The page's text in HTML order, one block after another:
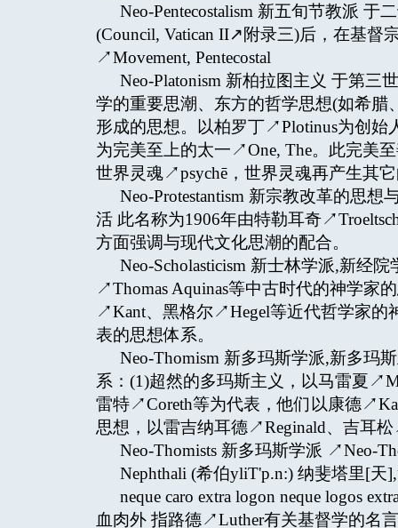
Neo-Pentecostalism 新五旬节教派
(Council, Vatican II↗附录三)后，在基督
↗Movement, Pentecostal
Neo-Platonism 新柏拉图主义 于第三
学的重要思潮、东方的哲学思想(如希腊
形成的思想。以柏罗丁↗Plotinus为创始
为完美至上的太一↗One, The。此完美
世界灵魂↗psychē，世界灵魂再产生其
Neo-Protestantism 新宗教改革的思
活 此名称为1906年由特勒耳奇
方面强调与现代文化思潮的配合。
Neo-Scholasticism 新士林学派,新经
↗Thomas Aquinas等中古时代的神学家
↗Kant、黑格尔↗Hegel等近代哲学家的
表的思想体系。
Neo-Thomism 新多玛斯学派,新多玛
系：(1)超然的多玛斯主义，以马雷夏
雷特↗Coreth等为代表，他们以康德
思想，以雷吉纳耳德↗Reginald、吉耳
Neo-Thomists 新多玛斯学派 ↗Neo-
Nephthali (希伯yliT'p.n:) 纳斐塔里[
neque caro extra logon neque logos
血肉外 指路德↗Luther有关基督学的名